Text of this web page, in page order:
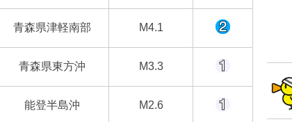
青森県津軽南部 M4.1
青森県東方沖 M3.3
能登半島沖 M2.6